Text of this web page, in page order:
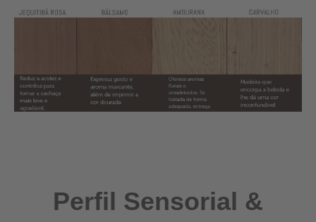
Perfil Sensorial &